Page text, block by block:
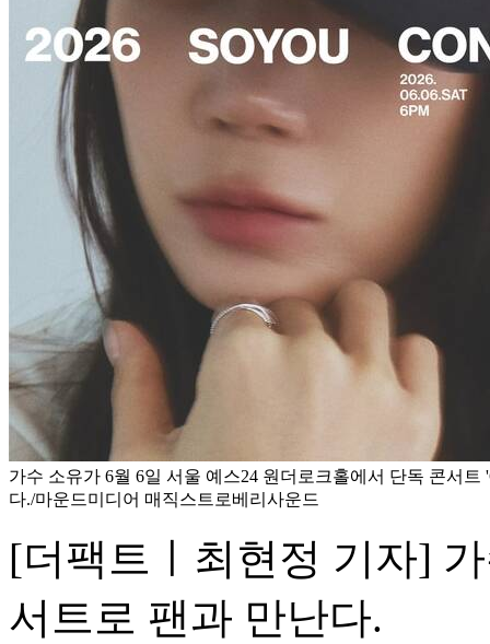
가수 소유가 6월 6일 서울 예스24 원더로크홀에서 단독 콘서트
다./마운드미디어 매직스트로베리사운드
[더팩트ㅣ최현정 기자]
서트로 팬과 만난다.